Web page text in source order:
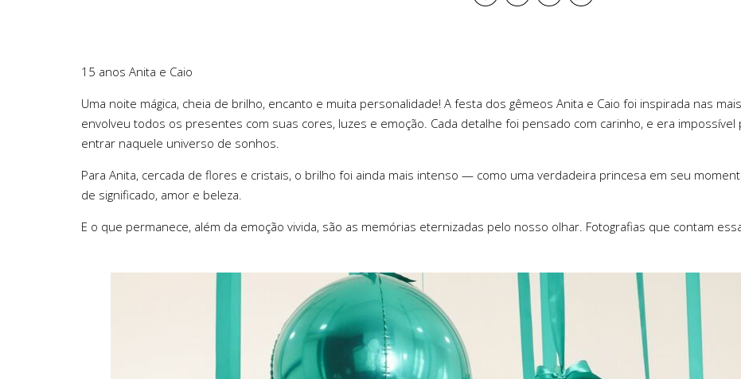
15 anos Anita e Caio
Uma noite mágica, cheia de brilho, encanto e muita personalidade! A festa dos gêmeos Anita e Caio foi inspirada nas
envolveu todos os presentes com suas cores, luzes e emoção. Cada detalhe foi pensado com carinho, e era
entrar naquele universo de sonhos.
Para Anita, cercada de flores e cristais, o brilho foi ainda mais intenso — como uma verdadeira princesa em seu
de significado, amor e beleza.
E o que permanece, além da emoção vivida, são as memórias eternizadas pelo nosso olhar. Fotografias que contam